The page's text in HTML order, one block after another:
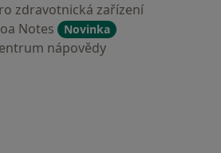
zdravotnická zařízení
Notes
Novinka
nápovědy